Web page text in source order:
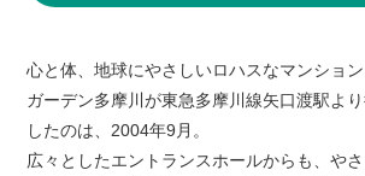
心と体、地球にやさしいロハスなマンショ
ガーデン多摩川が東急多摩川線矢口渡駅よ
したのは、2004年9月。
広々としたエントランスホールからも、や